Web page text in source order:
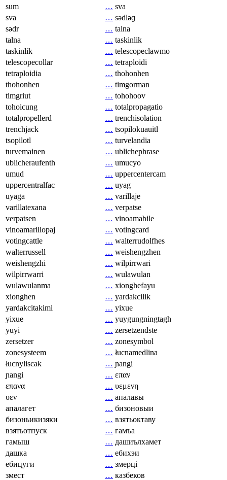
sum
… sva
sva
… sədləɡ
sədr
… talna
talna
… taskinlik
taskinlik
… telescopeclawmo
telescopecollar
… tetraploidi
tetraploidia
… thohonhen
thohonhen
… timgorman
timgriut
… tohohoov
tohoicung
… totalpropagatio
totalpropellerd
… trenchisolation
trenchjack
… tsopilokuauitl
tsopilotl
… turvelandia
turvemainen
… ublichephrase
ublicheraufenth
… umucyo
umud
… uppercentercam
uppercentralfac
… uyag
uyaga
… varillaje
varillatexana
… verpatse
verpatsen
… vinoamabile
vinoamarillopaj
… votingcard
votingcattle
… walterrudolfhes
walterrussell
… weishengzhen
weishengzhi
… wilpirrwari
wilpirrwarri
… wulawulan
wulawulanma
… xionghefayu
xionghen
… yardakcilik
yardakcitakimi
… yixue
yixue
… yuygungningtagh
yuyi
… zersetzendste
zersetzer
… zonesymbol
zonesysteem
… łucnamedlina
łucnyliscak
… ɲangi
ɲangi
… επαν
επανα
… υεμενη
υεν
… апалавы
апалагет
… бизоновыи
бизоньикизяки
… взятьоктаву
взятьотпуск
… гамъа
гамыш
… дашиълхамет
дашка
… ебихэи
ебицуги
… змерці
змест
… казбеков